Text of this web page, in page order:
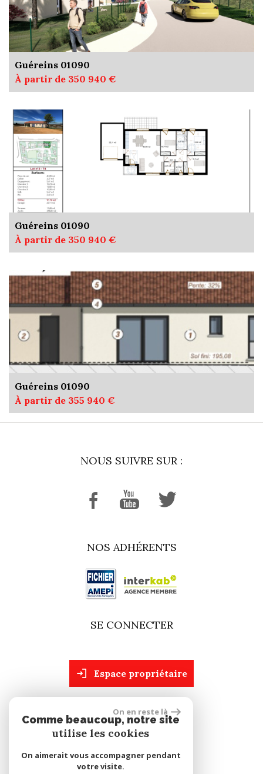
Guéreins 01090
À partir de 350 940 €
Guéreins 01090
À partir de 350 940 €
Guéreins 01090
À partir de 355 940 €
NOUS SUIVRE SUR :
NOS ADHÉRENTS
SE CONNECTER
espace propriétaire
site réalisé par
On en reste là
Comme beaucoup, notre site
utilise les cookies
On aimerait vous accompagner pendant
votre visite.